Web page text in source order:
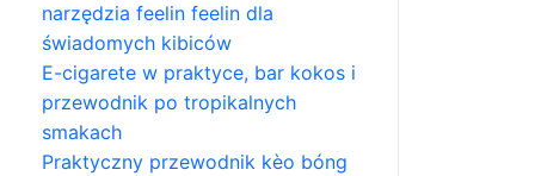
narzędzia feelin feelin dla
świadomych kibiców
E-cigarete w praktyce, bar kokos i
przewodnik po tropikalnych
smakach
Praktyczny przewodnik kèo bóng